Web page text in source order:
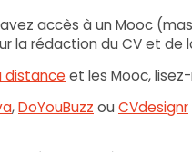
accès à un Mooc
la rédaction du CV et
distanceet les Mooc,
,DoYouBuzz ou CVdesignr